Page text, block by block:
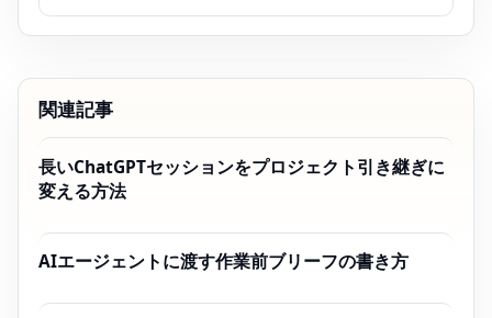
関連記事
長いChatGPTセッションをプロジェクト引き継ぎに
変える方法
AIエージェントに渡す作業前ブリーフの書き方